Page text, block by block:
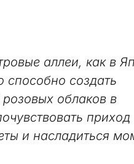
аллеи, как в
способно создать
облаков в
приход
и насладиться